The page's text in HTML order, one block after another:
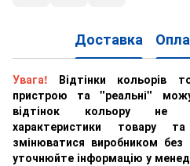
Доставка
Увага! Відтінки кольорів
пристрою та "реальні"
відтінок кольору не
характеристики товару
змінюватися виробником без
уточнюйте інформацію у